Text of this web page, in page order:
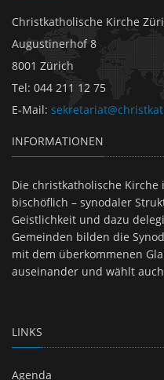
Christkatholische Kirche
Augustinerhof 8
8001 Zürich
Tel: 044 211 12 75
E-Mail:
INFORMATIONEN
Die christkatholische
bischöflich – synodaler
Geistlichkeit und dazu
Gemeinden bilden die
mit dem überkommenen
auseinander und wählt
LINKS
Agenda